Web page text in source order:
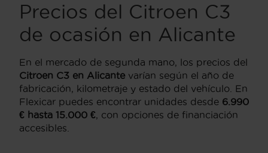
Precios del Citroen C3
de ocasión en Alicante
En el mercado de segunda mano, los precios del
Citroen C3 en Alicante varían según el año de
fabricación, kilometraje y estado del vehículo. En
Flexicar puedes encontrar unidades desde 6.990
€ hasta 15.000 € , con opciones de financiación
accesibles.